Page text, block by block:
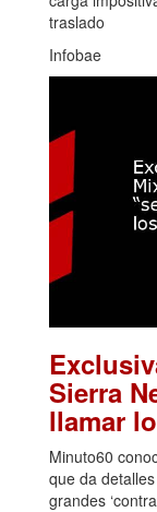
traslado
Infobae
Sierra
llamar
Minuto60
que da
grandes